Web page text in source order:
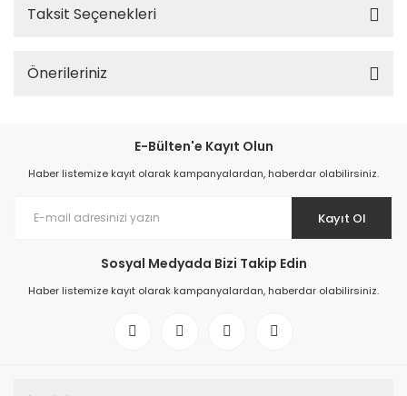
Taksit Seçenekleri
Önerileriniz
E-Bülten'e Kayıt Olun
Haber listemize kayıt olarak kampanyalardan, haberdar olabilirsiniz.
Kayıt Ol
Sosyal Medyada Bizi Takip Edin
Haber listemize kayıt olarak kampanyalardan, haberdar olabilirsiniz.